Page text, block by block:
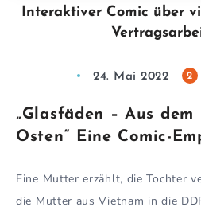
Interaktiver Comic über
24. Mai 2022 2
„Glasfäden – Aus
Osten“ Eine Comic-
Eine Mutter erzählt, die Tochter
die Mutter aus Vietnam in die